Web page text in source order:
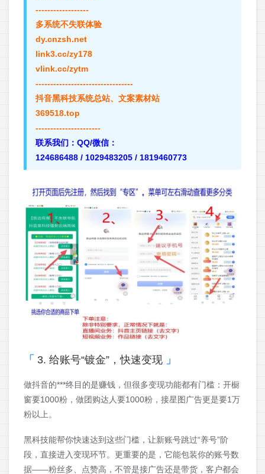
------------------
多系统不失联体验
dy.cnzsh.net
link3.cc/zy178
vlink.cc/zytm
---------------------------------
抖音黑科技系统总站、文案素材站
369518.top
----------------------
联系我们：QQ/微信：
124686488 / 1029483205 / 1819460773
3. 给账号“镀金”，快速变现
做抖音的***终目的是赚钱，但很多变现功能都有门槛：开橱
窗要1000粉，做团购达人要1000粉，接星图广告更是要1万
粉以上。
黑科技能帮你快速达到这些门槛，让新账号跳过“养号”阶
段，直接进入变现环节。更重要的是，它能包装你的账号数
据——粉丝多、点赞高，不管是接广告还是带货，客户都会